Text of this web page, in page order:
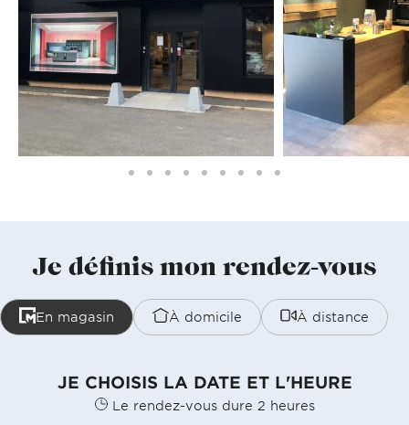
Je définis mon rendez-vous
En magasin À domicile À distance
JE CHOISIS LA DATE ET L'HEURE
Le rendez-vous dure 2 heures